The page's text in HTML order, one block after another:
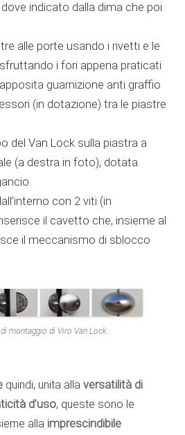
indicato dalla dima che poi
alle porte usando i rivetti e le
i fori appena praticati
guarnizione anti graffio
(in dotazione) tra le piastre
del Van Lock sulla piastra a
(a destra in foto), dotata
con 2 viti (in
il cavetto che, insieme al
il meccanismo di sblocco
montaggio di Viro Van Lock.
quindi, unita alla versatilità di
d’uso, queste sono le
alla imprescindibile